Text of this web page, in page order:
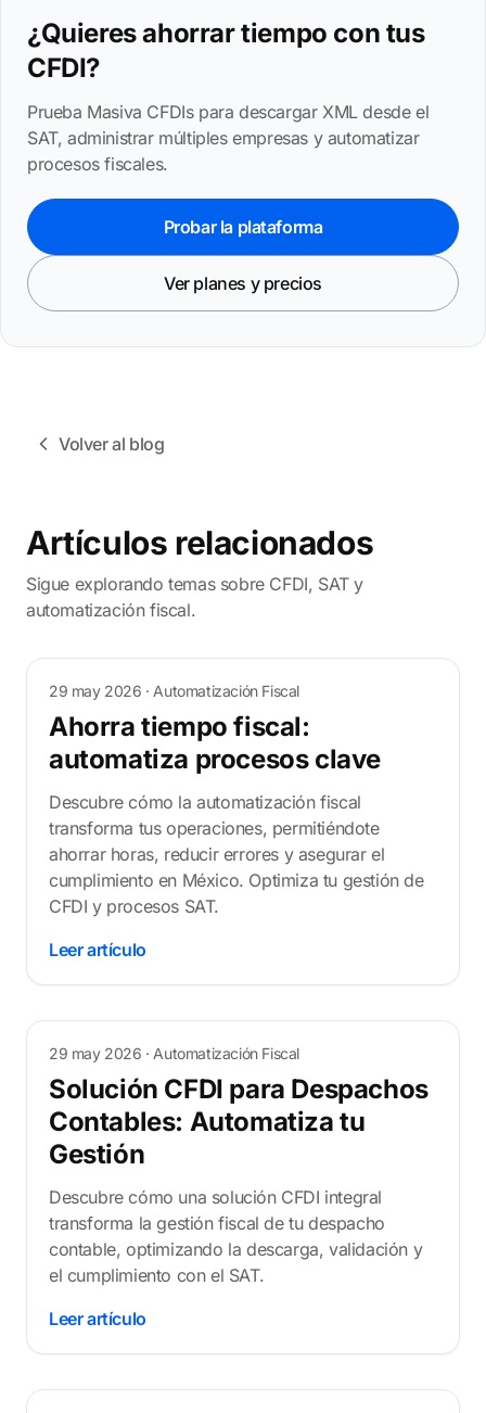
¿Quieres ahorrar tiempo con tus
CFDI?
Prueba Masiva CFDIs para descargar XML desde el
SAT, administrar múltiples empresas y automatizar
procesos fiscales.
Probar la plataforma
Ver planes y precios
Volver al blog
Artículos relacionados
Sigue explorando temas sobre CFDI, SAT y
automatización fiscal.
29 may 2026 · Automatización Fiscal
Ahorra tiempo fiscal:
automatiza procesos clave
Descubre cómo la automatización fiscal
transforma tus operaciones, permitiéndote
ahorrar horas, reducir errores y asegurar el
cumplimiento en México. Optimiza tu gestión de
CFDI y procesos SAT.
Leer artículo
29 may 2026 · Automatización Fiscal
Solución CFDI para Despachos
Contables: Automatiza tu
Gestión
Descubre cómo una solución CFDI integral
transforma la gestión fiscal de tu despacho
contable, optimizando la descarga, validación y
el cumplimiento con el SAT.
Leer artículo